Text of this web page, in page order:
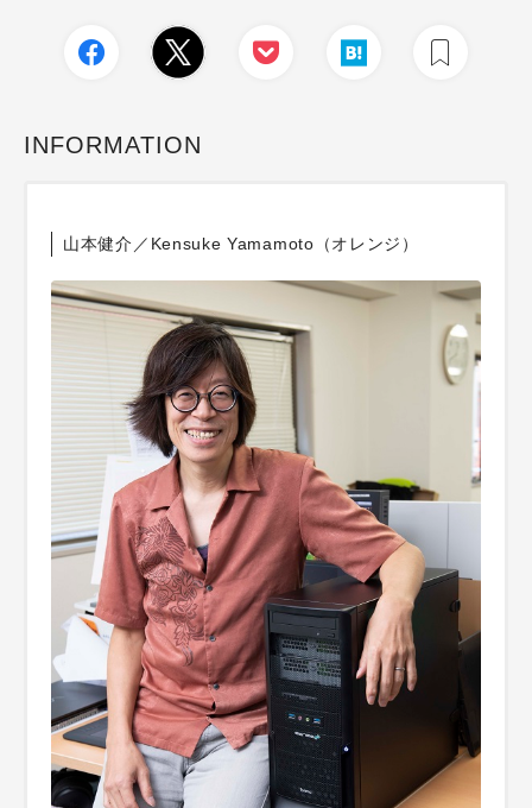
INFORMATION
山本健介／Kensuke Yamamoto（オレンジ）